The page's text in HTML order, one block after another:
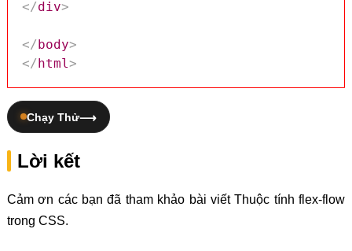
</div>
</body>
</html>
Chạy Thử
Lời kết
Cảm ơn các bạn đã tham khảo bài viết Thuộc tính flex-flow
trong CSS.